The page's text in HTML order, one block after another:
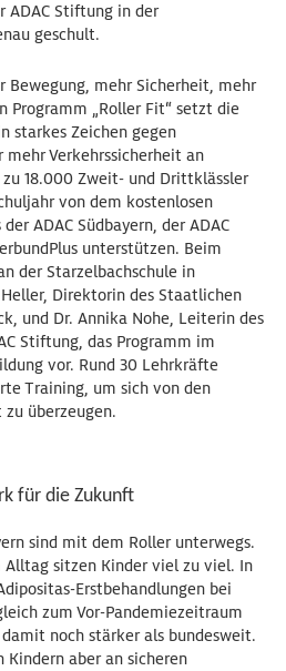
ADAC Stiftung in der
geschult.
Bewegung, mehr Sicherheit, mehr
Programm „Roller Fit“ setzt die
starkes Zeichen gegen
mehr Verkehrssicherheit an
zu 18.000 Zweit- und Drittklässler
von dem kostenlosen
ADAC Südbayern, der ADAC
unterstützen. Beim
der Starzelbachschule in
Direktorin des Staatlichen
und Dr. Annika Nohe, Leiterin des
Stiftung, das Programm im
vor. Rund 30 Lehrkräfte
Training, um sich von den
überzeugen.
für die Zukunft
sind mit dem Roller unterwegs.
Alltag sitzen Kinder viel zu viel. In
Erstbehandlungen bei
zum Vor-Pandemiezeitraum
noch stärker als bundesweit.
aber an sicheren